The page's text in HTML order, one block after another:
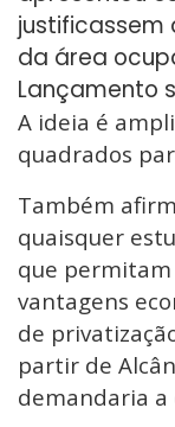
justificassem
da área
Lançamento
A ideia é
quadrados
Também
quaisquer
que permitam
vantagens
de
partir de
demandaria a